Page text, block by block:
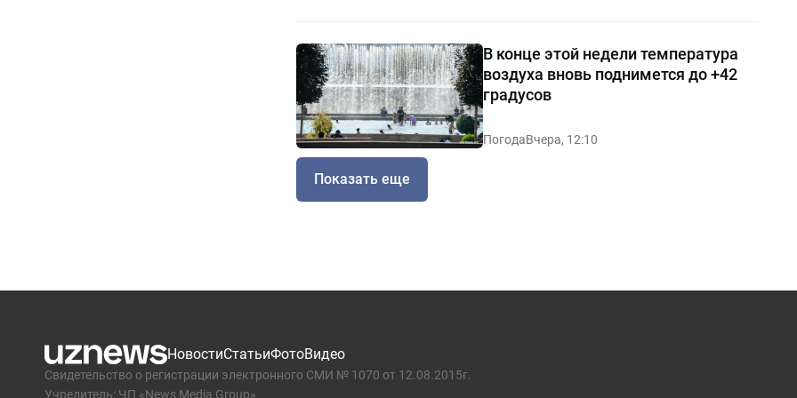
В конце этой недели температура
воздуха вновь поднимется до +42
градусов
ПогодаВчера, 12:10
Показать еще
НовостиСтатьиФотоВидео
Свидетельство о регистрации электронного СМИ № 1070 от 12.08.2015г.
Учредитель: ЧП «News Media Group»